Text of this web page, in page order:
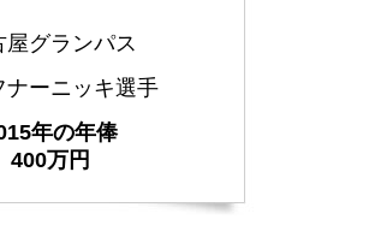
屋グランパス
ナーニッキ選手
年の年俸
400万円